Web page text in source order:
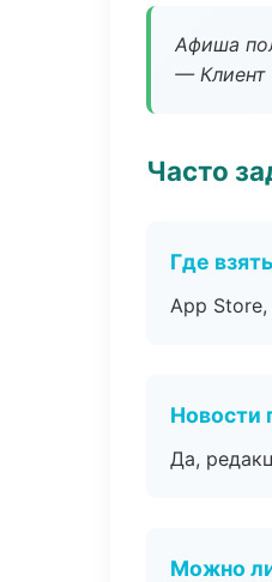
Афиша
— Клиент
Часто
Где
App Store,
Новости
Да,
Можно